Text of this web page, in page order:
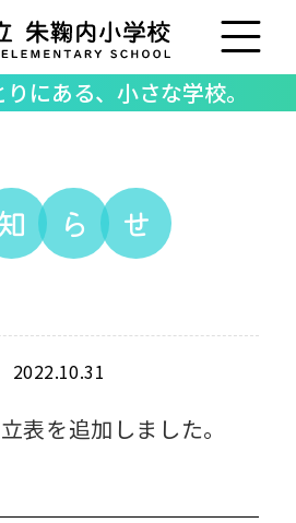
にある、小さな学校。
知 ら せ
2022.10.31
表を追加しました。